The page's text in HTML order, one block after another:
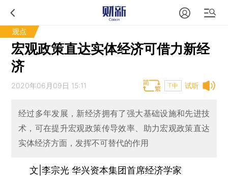
观点
宏观政策直达实体经济可借力新经
济
试听
2020年06月09日 15:11 T中
经过多年发展，新经济拥有了强大基础设施和先进技
术，可在提升宏观政策传导效率、助力宏观政策直达
实体经济方面，发挥不可替代的作用
文|李宗光 华兴资本集团首席经济学家